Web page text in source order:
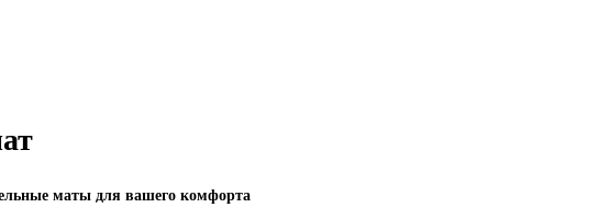
маты для вашего комфорта